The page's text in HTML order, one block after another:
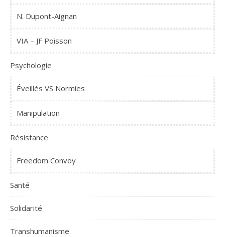
N. Dupont-Aignan
VIA – JF Poisson
Psychologie
Éveillés VS Normies
Manipulation
Résistance
Freedom Convoy
Santé
Solidarité
Transhumanisme